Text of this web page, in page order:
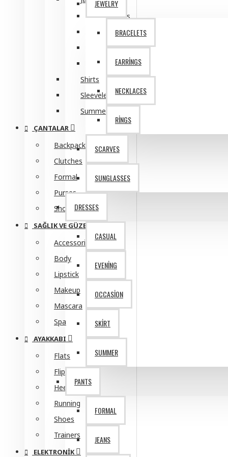
Sarah Bell
Anti-Dandruff Shampoo
Body Scrub
Gym Wear
Hydrating Face Cream
View More
JEWELRY
BRACELETS
EARRINGS
NECKLACES
RINGS
SCARVES
SUNGLASSES
DRESSES
CASUAL
EVENING
OCCASION
SKIRT
SUMMER
PANTS
FORMAL
JEANS
Blazers
Coats
Leather
Suit
Shirts
Sleeveless
Summer
ÇANTALAR
Backpacks
Clutches
Formal
Purses
Shoulder
SAĞLIK VE GÜZELLIK
Accessories
Body
Lipstick
Makeup
Mascara
Spa
AYAKKABI
Flats
Flip Flops
Heels
Running
Shoes
Trainers
ELEKTRONIK